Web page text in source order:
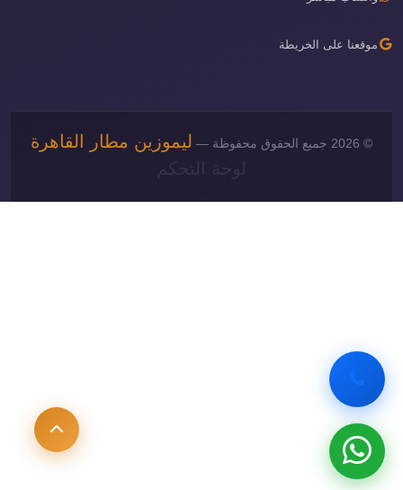
موقعنا على الخريطة
© 2026 جميع الحقوق محفوظة —
ليموزين مطار القاهرة